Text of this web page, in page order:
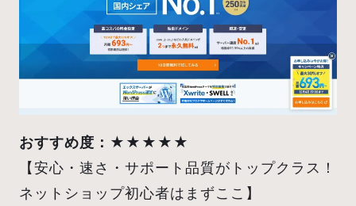
おすすめ度： ★★★★★
【安心・速さ・サポート品質がトップクラス！
ネットショップ初心者はまずここ】